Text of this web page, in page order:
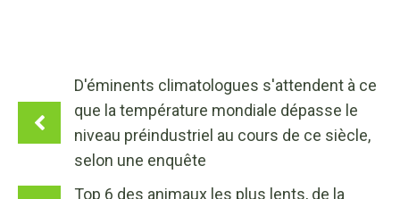
D'éminents climatologues s'attendent à ce
que la température mondiale dépasse le
niveau préindustriel au cours de ce siècle,
selon une enquête
Top 6 des animaux les plus lents, de la